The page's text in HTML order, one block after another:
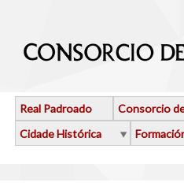
Real Padroado Consorcio
Cidade Histórica